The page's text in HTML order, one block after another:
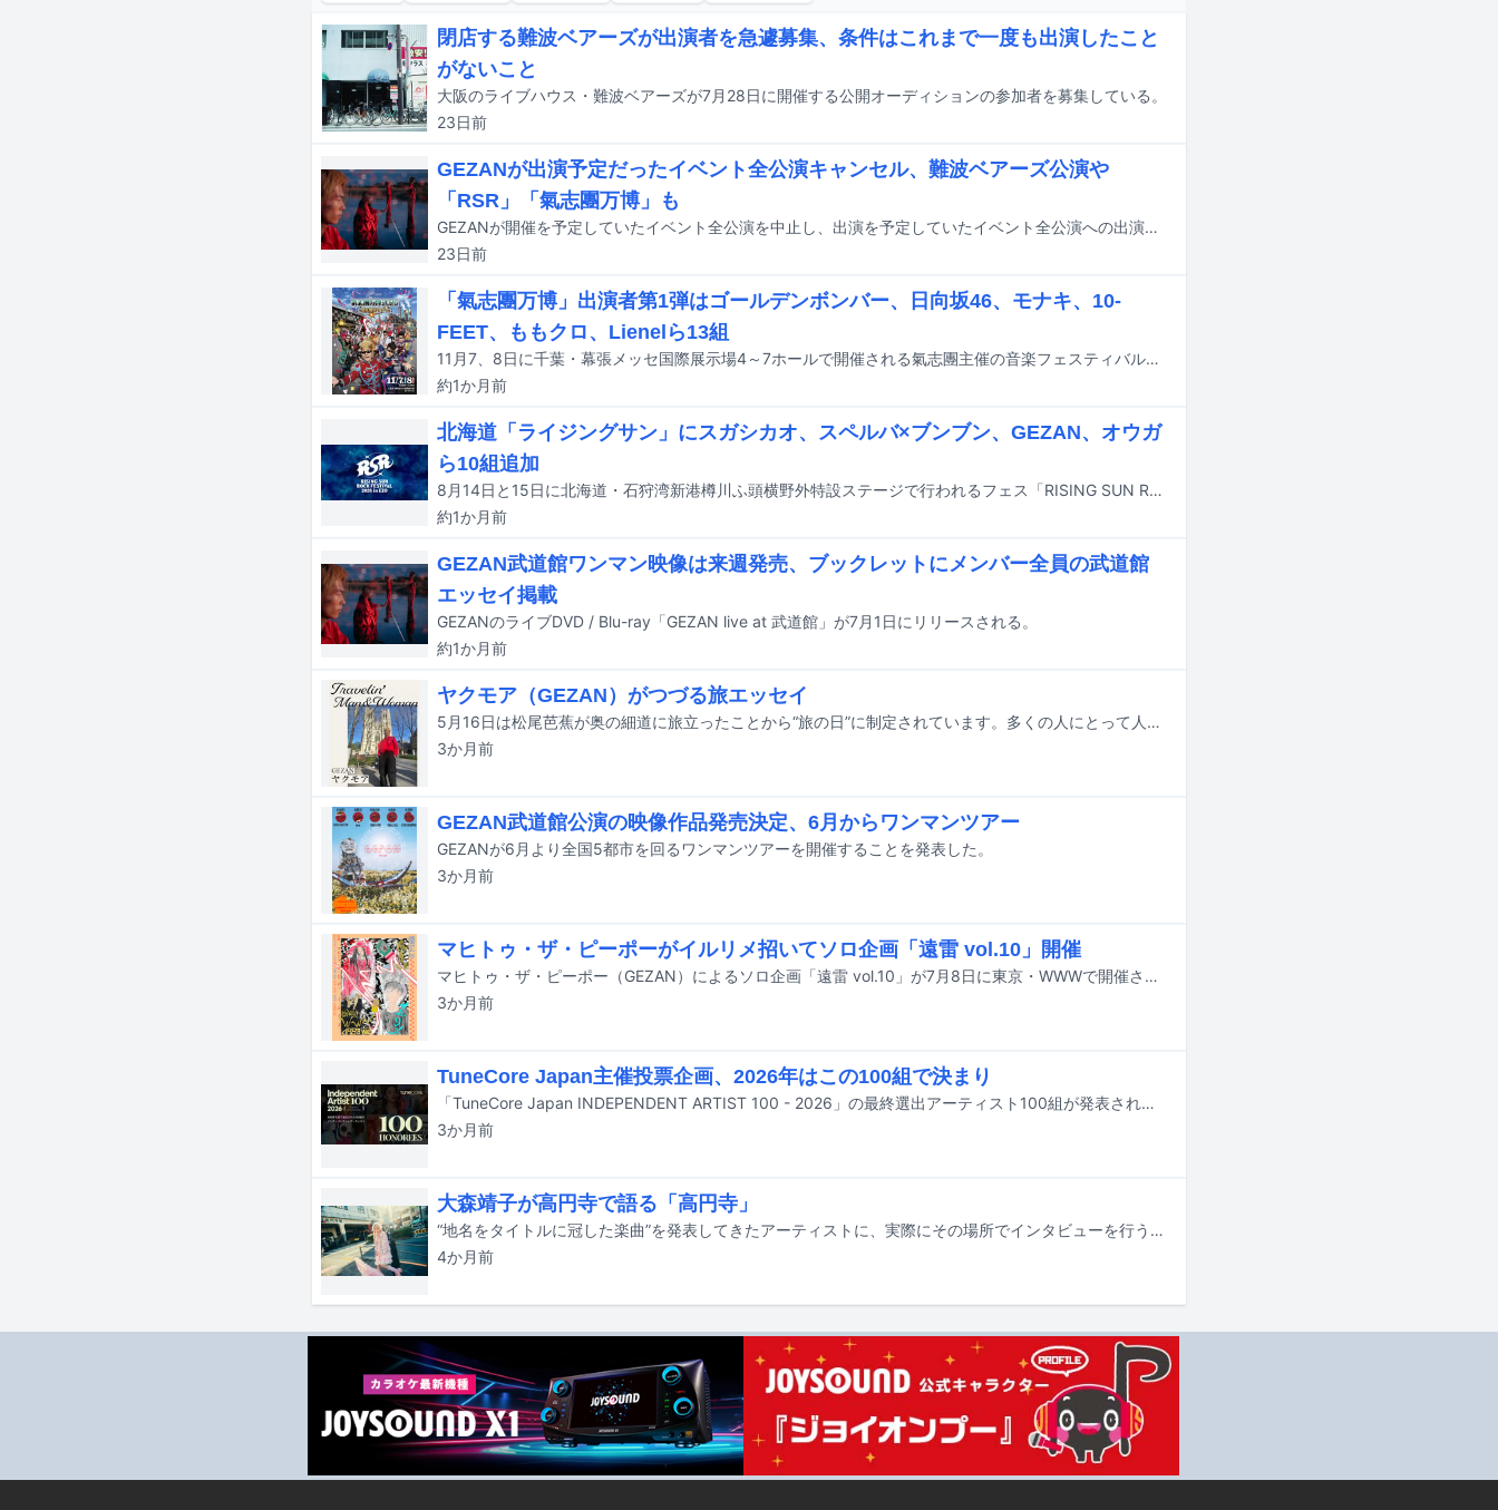
閉店する難波ベアーズが出演者を急遽募集、条件はこれまで一度も出演したこと
がないこと
大阪のライブハウス・難波ベアーズが7月28日に開催する公開オーディションの参加者を募集している。
23日前
GEZANが出演予定だったイベント全公演キャンセル、難波ベアーズ公演や
「RSR」「氣志團万博」も
GEZANが開催を予定していたイベント全公演を中止し、出演を予定していたイベント全公演への出演をキャンセルすることを発表した。
23日前
「氣志團万博」出演者第1弾はゴールデンボンバー、日向坂46、モナキ、10-
FEET、ももクロ、Lienelら13組
11月7、8日に千葉・幕張メッセ国際展示場4～7ホールで開催される氣志團主催の音楽フェスティバル「サントリー オールフリー presents 氣志團万博2026 ～房総爆音リゾート～」の出演アーティスト第1弾が発表された。
約1か月前
北海道「ライジングサン」にスガシカオ、スペルバ×ブンブン、GEZAN、オウガ
ら10組追加
8月14日と15日に北海道・石狩湾新港樽川ふ頭横野外特設ステージで行われるフェス「RISING SUN ROCK FESTIVAL 2026 in EZO」の出演アーティスト第4弾が発表された。
約1か月前
GEZAN武道館ワンマン映像は来週発売、ブックレットにメンバー全員の武道館
エッセイ掲載
GEZANのライブDVD / Blu-ray「GEZAN live at 武道館」が7月1日にリリースされる。
約1か月前
ヤクモア（GEZAN）がつづる旅エッセイ
5月16日は松尾芭蕉が奥の細道に旅立ったことから“旅の日”に制定されています。多くの人にとって人生における大切な要素である“旅”。この連載では、旅好き / ツアーなどで各地を飛び回るアーティストに、旅をテーマにエッセイをつづってもらいます。今回は3月に東京・日本武道館公演を成功させたことも記憶に新しいGEZANのベーシスト、ヤクモアさんが登場。武道館ライブ後に“燃え尽き症候群”となっていたヤクモアさんが、ベルギーの音楽フェス「BRDCST」に参加したことを通して“再生”されていく様子をリアルに書き記してくれました。ヤクモアさんセレクトの“移動中に聴きたい旅プレイリスト”とともにお楽しみください。
3か月前
GEZAN武道館公演の映像作品発売決定、6月からワンマンツアー
GEZANが6月より全国5都市を回るワンマンツアーを開催することを発表した。
3か月前
マヒトゥ・ザ・ピーポーがイルリメ招いてソロ企画「遠雷 vol.10」開催
マヒトゥ・ザ・ピーポー（GEZAN）によるソロ企画「遠雷 vol.10」が7月8日に東京・WWWで開催される。
3か月前
TuneCore Japan主催投票企画、2026年はこの100組で決まり
「TuneCore Japan INDEPENDENT ARTIST 100 - 2026」の最終選出アーティスト100組が発表された。
3か月前
大森靖子が高円寺で語る「高円寺」
“地名をタイトルに冠した楽曲”を発表してきたアーティストに、実際にその場所でインタビューを行うこの連載。「なぜその街を舞台にした曲を書こうと思ったのか」「その街からどのようなインスピレーションを受けたのか」「自分の音楽に、街や土地がどのような影響を及ぼしているのか」……そんな質問をもとに“街”と“音楽”の関係性をあぶり出していく。前回はカーネーション直枝政広に「Edo River」について話を聞いたが（カーネーション直枝政広が江戸川土手で語る「Edo River」）、第5回となる今回は、その直枝がかつてプロデュースに関わったシンガーソングライター・大森靖子にスポットを当てる。テーマとなる楽曲は2013年リリースの「高円寺」。10年以上前、まだ再開発が行われていない雑然としたこの街を拠点に活動していた彼女は、何を思ってこの曲を生み出したのだろうか。本人いわく「微妙な勢力図があった」というかつてのシーンから、変わりゆく高円寺への率直な心境まで、当時を振り返りつつ語ってもらった。そしてたどり着いた“私が東京”という言葉の真意とは。なおYouTubeでは、大森の活動を追い続けてきた写真家・二宮ユーキ撮影による高円寺ロケ動画を公開しているので、そちらも合わせてチェックしてもらいたい。
4か月前